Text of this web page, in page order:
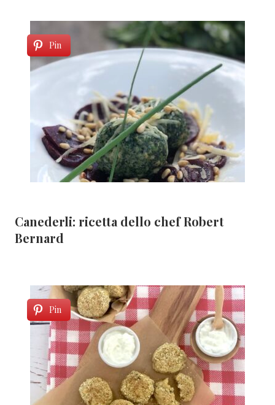
Pin
Canederli: ricetta dello chef Robert
Bernard
Pin